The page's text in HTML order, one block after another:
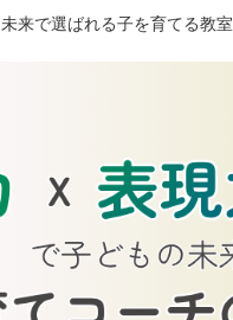
未来で選ばれる子を育てる教室